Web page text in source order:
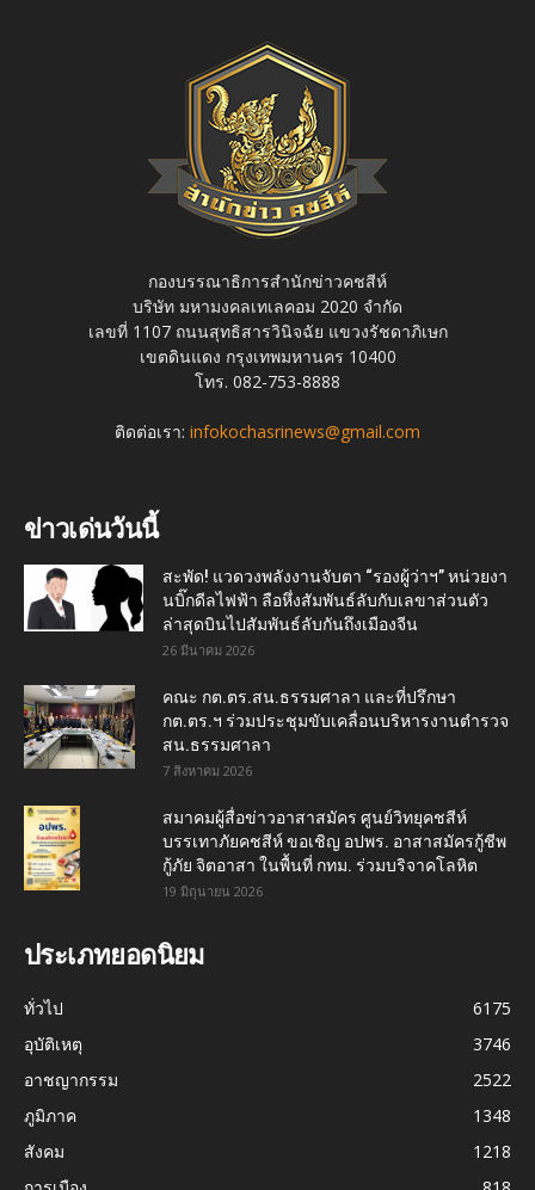
กองบรรณาธิการสำนักข่าวคชสีห์
บริษัท มหามงคลเทเลคอม 2020 จำกัด
เลขที่ 1107 ถนนสุทธิสารวินิจฉัย แขวงรัชดาภิเษก
เขตดินแดง กรุงเทพมหานคร 10400
โทร. 082-753-8888
ติดต่อเรา: infokochasrinews@gmail.com
ข่าวเด่นวันนี้
สะพัด! แวดวงพลังงานจับตา “รองผู้ว่าฯ” หน่วยงา
นบิ๊กดีลไฟฟ้า ลือหึ่งสัมพันธ์ลับกับเลขาส่วนตัว
ล่าสุดบินไปสัมพันธ์ลับกันถึงเมืองจีน
26 มีนาคม 2026
คณะ กต.ตร.สน.ธรรมศาลา และที่ปรึกษา
กต.ตร.ฯ ร่วมประชุมขับเคลื่อนบริหารงานตำรวจ
สน.ธรรมศาลา
7 สิงหาคม 2026
สมาคมผู้สื่อข่าวอาสาสมัคร ศูนย์วิทยุคชสีห์
บรรเทาภัยคชสีห์ ขอเชิญ อปพร. อาสาสมัครกู้ชีพ
กู้ภัย จิตอาสา ในพื้นที่ กทม. ร่วมบริจาคโลหิต
19 มิถุนายน 2026
ประเภทยอดนิยม
ทั่วไป
6175
อุบัติเหตุ
3746
อาชญากรรม
2522
ภูมิภาค
1348
สังคม
1218